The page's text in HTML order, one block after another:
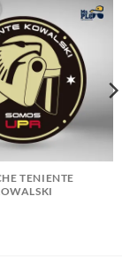
TENIENTE